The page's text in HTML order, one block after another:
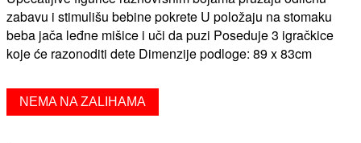
zabavu i stimulišu bebine pokrete U položaju na stomaku
beba jača leđne mišice i uči da puzi Poseduje 3 igračkice
koje će razonoditi dete Dimenzije podloge: 89 x 83cm
NEMA NA ZALIHAMA